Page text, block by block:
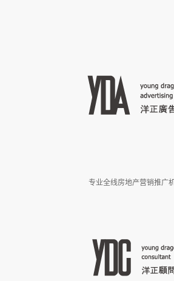
专业全线房地产营销推广